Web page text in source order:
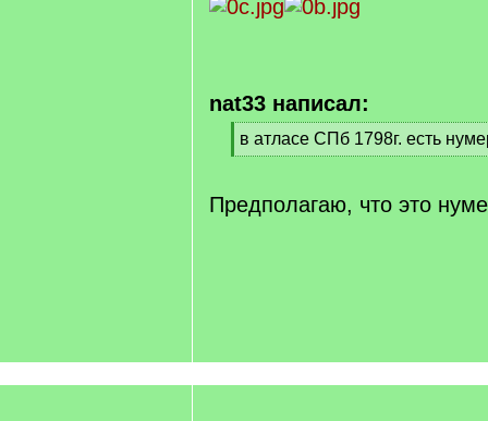
nat33 написал:
[
q
в атласе СПб 1798г. есть
[
q
]
Предполагаю, что это